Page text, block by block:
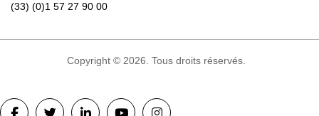
(33) (0)1 57 27 90 00
Copyright © 2026. Tous droits réservés.